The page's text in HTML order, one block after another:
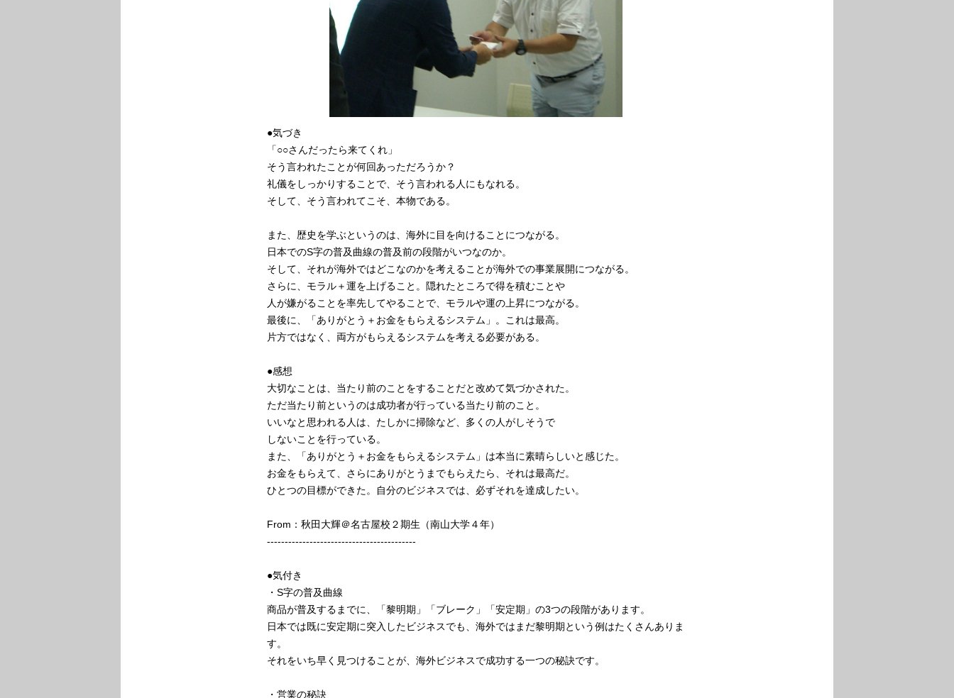
●気づき
「○○さんだったら来てくれ」
そう言われたことが何回あっただろうか？
礼儀をしっかりすることで、そう言われる人にもなれる。
そして、そう言われてこそ、本物である。
また、歴史を学ぶというのは、海外に目を向けることにつながる。
日本でのS字の普及曲線の普及前の段階がいつなのか。
そして、それが海外ではどこなのかを考えることが海外での事業展開につながる。
さらに、モラル＋運を上げること。隠れたところで得を積むことや
人が嫌がることを率先してやることで、モラルや運の上昇につながる。
最後に、「ありがとう＋お金をもらえるシステム」。これは最高。
片方ではなく、両方がもらえるシステムを考える必要がある。
●感想
大切なことは、当たり前のことをすることだと改めて気づかされた。
ただ当たり前というのは成功者が行っている当たり前のこと。
いいなと思われる人は、たしかに掃除など、多くの人がしそうで
しないことを行っている。
また、「ありがとう＋お金をもらえるシステム」は本当に素晴らしいと感じた。
お金をもらえて、さらにありがとうまでもらえたら、それは最高だ。
ひとつの目標ができた。自分のビジネスでは、必ずそれを達成したい。
From：秋田大輝＠名古屋校２期生（南山大学４年）
------------------------------------------
●気付き
・S字の普及曲線
商品が普及するまでに、「黎明期」「ブレーク」「安定期」の3つの段階があります。
日本では既に安定期に突入したビジネスでも、海外ではまだ黎明期という例はたくさんありま
す。
それをいち早く見つけることが、海外ビジネスで成功する一つの秘訣です。
・営業の秘訣